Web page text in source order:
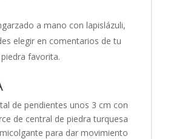
a mano con lapislázuli,
elegir en comentarios de tu
favorita.
de pendientes unos 3 cm con
de central de piedra turquesa
para dar movimiento